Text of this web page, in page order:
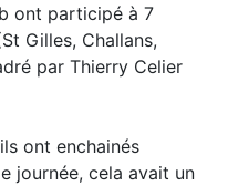
ont participé à 7
Gilles, Challans,
par Thierry Celier
ont enchainés
journée, cela avait un